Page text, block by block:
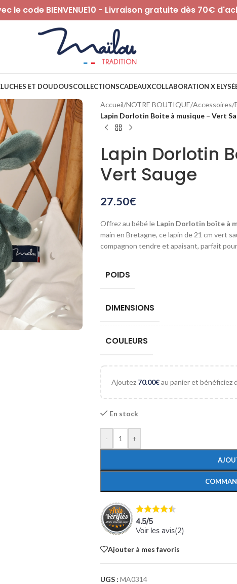
le code BIENVENUE10 - Livraison gratuite dès 70€
ET DOUDOUSCOLLECTIONSCADEAUXCOLLABORATION X
Accueil/NOTRE BOUTIQUE/Accessoires/
Lapin Dorlotin Boite à musique – Vert
Lapin Dorlotin
Vert Sauge
27.50€
Offrez au bébé le Lapin Dorlotin boîte à
main en Bretagne, ce lapin de 21 cm vert
compagnon tendre et apaisant, parfait
POIDS
DIMENSIONS
COULEURS
Ajoutez 70.00€au panier et bénéficiez
En stock
- +
4.5/5
Voir les avis(2)
Ajouter à mes favoris
UGS : MA0314